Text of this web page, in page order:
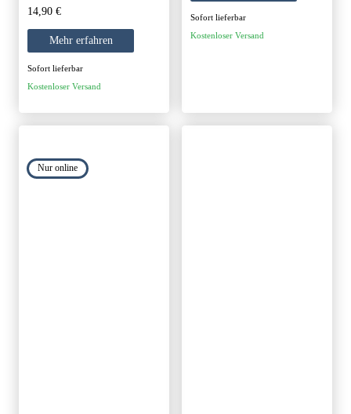
14,90€
Mehr erfahren
Sofort lieferbar
Kostenloser Versand
Sofort lieferbar
Kostenloser Versand
Nur online